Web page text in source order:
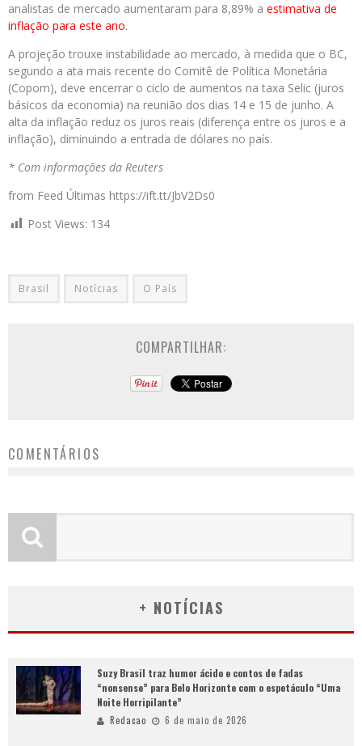
analistas de mercado aumentaram para 8,89% a estimativa de
inflação para este ano.
A projeção trouxe instabilidade ao mercado, à medida que o BC,
segundo a ata mais recente do Comitê de Política Monetária
(Copom), deve encerrar o ciclo de aumentos na taxa Selic (juros
básicos da economia) na reunião dos dias 14 e 15 de junho. A
alta da inflação reduz os juros reais (diferença entre os juros e a
inflação), diminuindo a entrada de dólares no país.
* Com informações da Reuters
from Feed Últimas https://ift.tt/JbV2Ds0
Post Views: 134
Brasil Notícias O País
COMPARTILHAR:
COMENTÁRIOS
+ NOTÍCIAS
Suzy Brasil traz humor ácido e contos de fadas
“nonsense” para Belo Horizonte com o espetáculo “Uma
Noite Horripilante”
Redacao 6 de maio de 2026